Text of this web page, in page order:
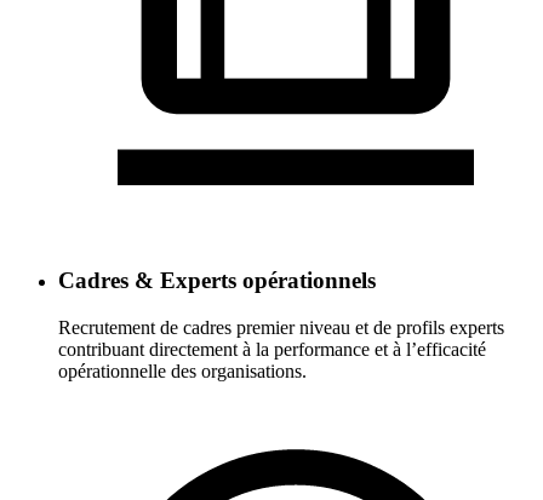
Cadres & Experts opérationnels
Recrutement de cadres premier niveau et de profils experts
contribuant directement à la performance et à l’efficacité
opérationnelle des organisations.